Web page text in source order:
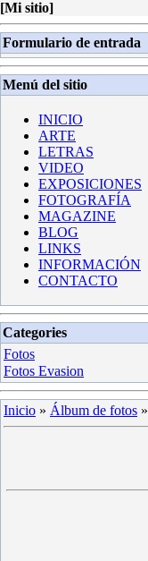
[Mi sitio]
Formulario de entrada
Menú del sitio
INICIO
ARTE
LETRAS
VIDEO
EXPOSICIONES
FOTOGRAFÍA
MAGAZINE
BLOG
LINKS
INFORMACIÓN
CONTACTO
Categories
Fotos
Fotos Evasion
Inicio » Álbum de fotos »